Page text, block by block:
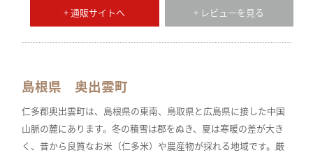
+ 通販サイトへ + レビューを見る
島根県 奥出雲町
仁多郡奥出雲町は、島根県の東南、鳥取県と広島県に接した中国
山脈の麓にあります。冬の積雪は郡をぬき、夏は寒暖の差が大き
く、昔から良質なお米（仁多米）や農産物が採れる地域です。厳